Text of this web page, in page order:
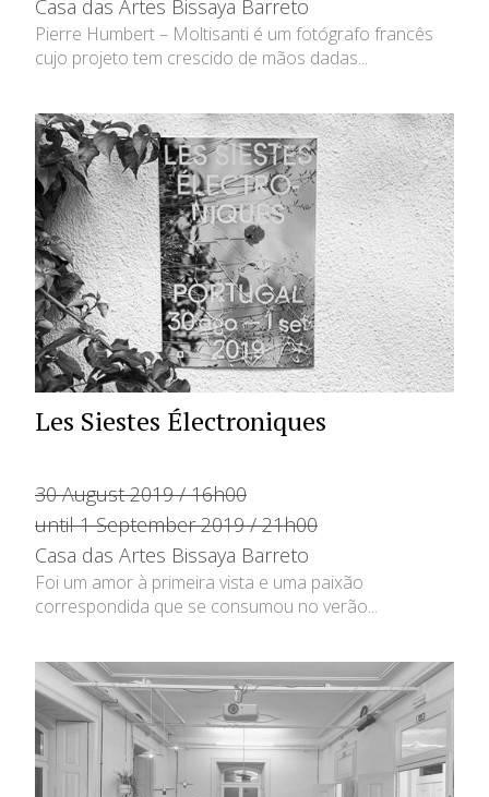
Casa das Artes Bissaya Barreto
Pierre Humbert – Moltisanti é um fotógrafo francês
cujo projeto tem crescido de mãos dadas...
Les Siestes Électroniques
30 August 2019 / 16h00
until 1 September 2019 / 21h00
Casa das Artes Bissaya Barreto
Foi um amor à primeira vista e uma paixão
correspondida que se consumou no verão...